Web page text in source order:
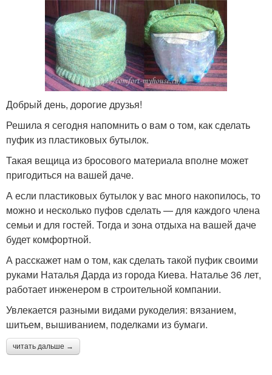
Добрый день, дорогие друзья!
Решила я сегодня напомнить о вам о том, как сделать
пуфик из пластиковых бутылок.
Такая вещица из бросового материала вполне может
пригодиться на вашей даче.
А если пластиковых бутылок у вас много накопилось, то
можно и несколько пуфов сделать — для каждого члена
семьи и для гостей. Тогда и зона отдыха на вашей даче
будет комфортной.
А расскажет нам о том, как сделать такой пуфик своими
руками Наталья Дарда из города Киева. Наталье 36 лет,
работает инженером в строительной компании.
Увлекается разными видами рукоделия: вязанием,
шитьем, вышиванием, поделками из бумаги.
читать дальше →